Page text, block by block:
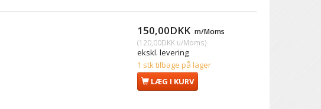
150,00DKK m/Moms
(120,00DKKu/Moms)
ekskl. levering
1 stk tilbage på lager
LÆG I KURV